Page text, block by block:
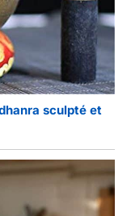
sculpté et